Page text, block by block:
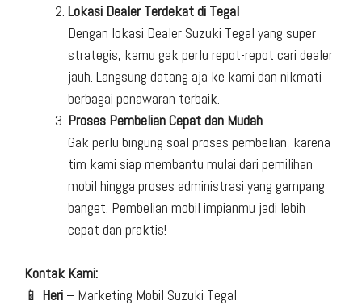
Lokasi Dealer Terdekat di Tegal
Dengan lokasi Dealer Suzuki Tegal yang super
strategis, kamu gak perlu repot-repot cari dealer
jauh. Langsung datang aja ke kami dan nikmati
berbagai penawaran terbaik.
Proses Pembelian Cepat dan Mudah
Gak perlu bingung soal proses pembelian, karena
tim kami siap membantu mulai dari pemilihan
mobil hingga proses administrasi yang gampang
banget. Pembelian mobil impianmu jadi lebih
cepat dan praktis!
Kontak Kami:
📱 Heri – Marketing Mobil Suzuki Tegal